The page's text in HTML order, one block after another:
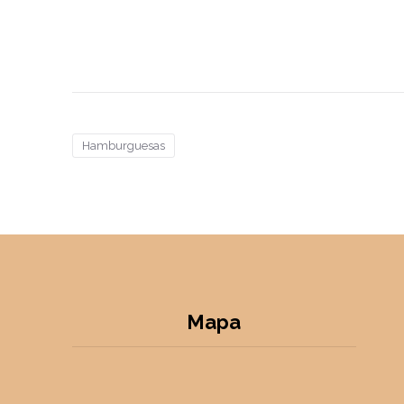
Hamburguesas
Mapa